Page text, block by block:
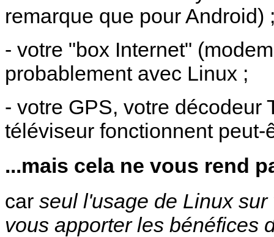
remarque que pour Android)
- votre "box Internet"
probablement avec Linux ;
- votre GPS, votre décodeur
téléviseur fonctionnent peut-
...mais cela ne vous rend
car seul l'usage de Linux
vous apporter les bénéfices